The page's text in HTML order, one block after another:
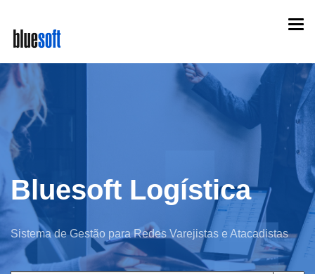
main
content
Bluesoft Logística
Sistema de Gestão para Redes Varejistas e Atacadistas